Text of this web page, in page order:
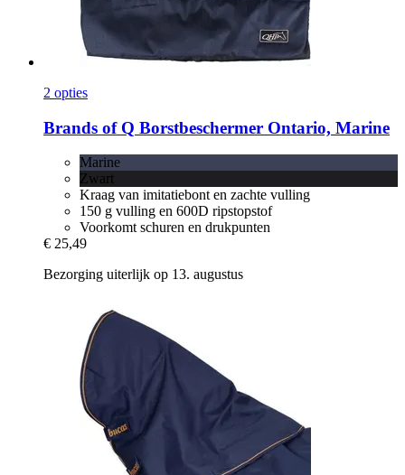
2 opties
Brands of Q Borstbeschermer Ontario, Marine
Marine
Zwart
Kraag van imitatiebont en zachte vulling
150 g vulling en 600D ripstopstof
Voorkomt schuren en drukpunten
€ 25,49
Bezorging uiterlijk op 13. augustus